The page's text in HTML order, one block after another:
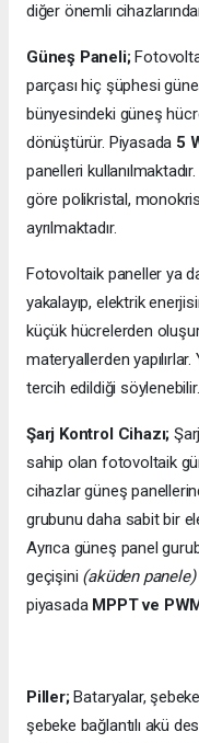
diğer önemli
Güneş Paneli;
parçası hiç şüphesi
bünyesindeki güneş
dönüştürür. Piyasada 5
panelleri
göre polikristal,
ayrılmaktadır.
Fotovoltaik paneller ya
yakalayıp, elektrik
küçük hücrelerden
materyallerden yapılırlar.
tercih edildiği söylenebilir.
Şarj Kontrol Cihazı;
sahip olan fotovoltaik
cihazlar güneş
grubunu daha sabit bir
Ayrıca güneş panel
geçişini (aküden panele)
piyasada MPPT ve PWM
Piller;Bataryalar,
şebeke bağlantılı akü